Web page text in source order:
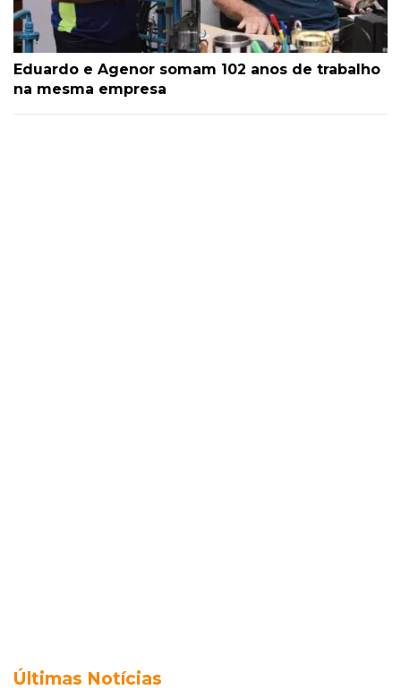
Eduardo e Agenor somam 102 anos de trabalho
na mesma empresa
Últimas Notícias